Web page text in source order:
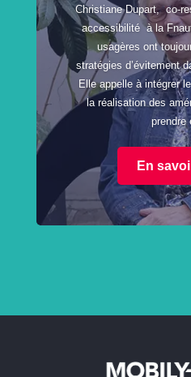
Christiane Dupart, co-
accessibilité à la
usagères ont
stratégies d’évitement
Elle appelle à intégrer
la réalisation des
prendre
En